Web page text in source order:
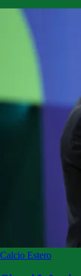
Calcio Estero